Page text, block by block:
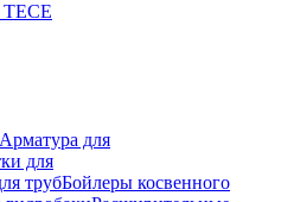
TECE
Арматура для
для
трубБойлеры косвенного